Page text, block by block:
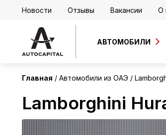
Новости Отзывы Вакансии О
АВТОМОБИЛИ
Главная Автомобили из ОАЭ
Lamborghini